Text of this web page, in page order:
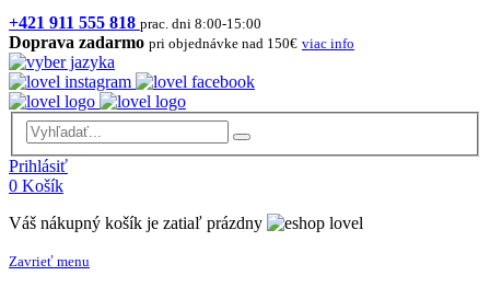
+421 911 555 818 prac. dni 8:00-15:00
Doprava zadarmo pri objednávke nad 150€ viac info
Prihlásiť
0 Košík
Váš nákupný košík je zatiaľ prázdny
Zavrieť menu